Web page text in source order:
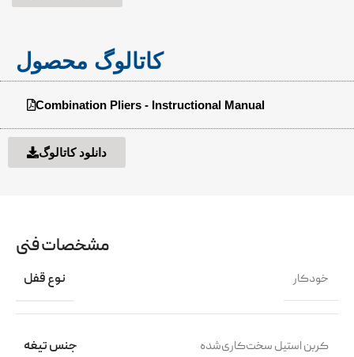
کاتالوگ محصول
Combination Pliers - Instructional Manual
دانلود کاتالوگ
مشخصات فنی
نوع قفل خودکار
جنس تیغه کربن استیل سخت‌کاری‌شده